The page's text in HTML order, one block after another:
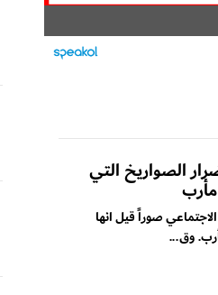
الصواريخ التي
صوراً قيل انها
وق...